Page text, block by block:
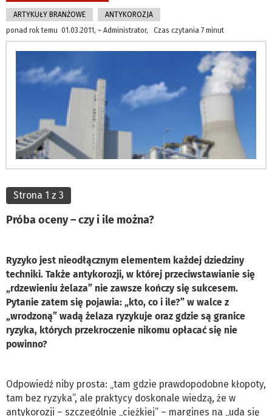
ARTYKUŁY BRANŻOWE
ANTYKOROZJA
ponad rok temu 01.03.2011, ~ Administrator, Czas czytania 7 minut
Strona 1 z 3
Próba oceny – czy i ile można?
Ryzyko jest nieodłącznym elementem każdej dziedziny
techniki. Także antykorozji, w której przeciwstawianie się
„rdzewieniu żelaza” nie zawsze kończy się sukcesem.
Pytanie zatem się pojawia: „kto, co i ile?” w walce z
„wrodzoną” wadą żelaza ryzykuje oraz gdzie są granice
ryzyka, których przekroczenie nikomu opłacać się nie
powinno?
Odpowiedź niby prosta: „tam gdzie prawdopodobne kłopoty,
tam bez ryzyka”, ale praktycy doskonale wiedzą, że w
antykorozji – szczególnie „ciężkiej” – margines na „uda się